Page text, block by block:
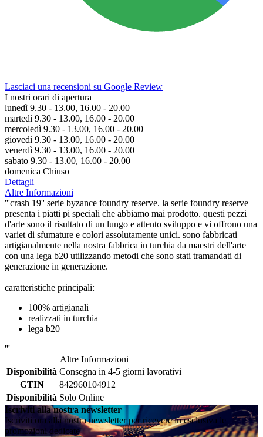
Lasciaci una recensioni su Google Review
I nostri orari di apertura
lunedì 9.30 - 13.00, 16.00 - 20.00
martedì 9.30 - 13.00, 16.00 - 20.00
mercoledì 9.30 - 13.00, 16.00 - 20.00
giovedì 9.30 - 13.00, 16.00 - 20.00
venerdì 9.30 - 13.00, 16.00 - 20.00
sabato 9.30 - 13.00, 16.00 - 20.00
domenica Chiuso
Dettagli
Altre Informazioni
'''crash 19'' serie byzance foundry reserve. la serie foundry reserve
presenta i piatti pi speciali che abbiamo mai prodotto. questi pezzi
d'arte sono il risultato di un lungo e attento sviluppo e vi offrono una
variet di sfumature e colori assolutamente unici. sono fabbricati
artigianalmente nella nostra fabbrica in turchia da maestri dell'arte
con una lega b20 utilizzando metodi che sono stati tramandati di
generazione in generazione.
caratteristiche principali:
100% artigianali
realizzati in turchia
lega b20
'''
Altre Informazioni
Disponibilità Consegna in 4-5 giorni lavorativi
GTIN
842960104912
Disponibilità Solo Online
Iscriviti alla nostra newsletter
Iscriviti ora alla nostra newsletter per ricevere in esclusiva le
promozioni dedicate